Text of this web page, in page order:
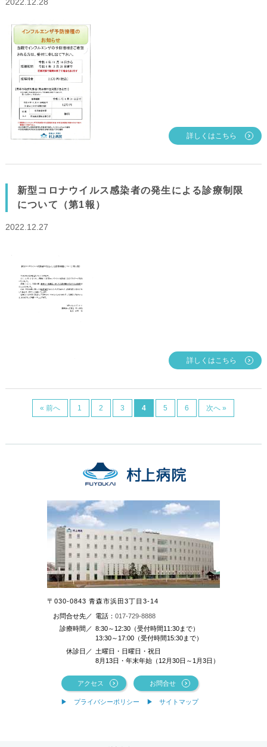
2022.12.28
詳しくはこちら
新型コロナウイルス感染者の発生による診療制限
について（第1報）
2022.12.27
詳しくはこちら
« 前へ 1 2 3 4 5 6 次へ »
〒030-0843 青森市浜田3丁目3-14
お問合せ先／ 電話：017-729-8888
診療時間／ 8:30～12:30（受付時間11:30まで）
13:30～17:00（受付時間15:30まで）
休診日／ 土曜日・日曜日・祝日
8月13日・年末年始（12月30日～1月3日）
アクセス お問合せ
プライバシーポリシー サイトマップ